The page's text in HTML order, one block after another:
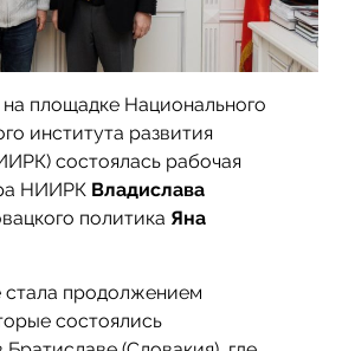
на площадке Национального
института развития
состоялась рабочая
НИИРК Владислава
политика Яна
стала продолжением
состоялись